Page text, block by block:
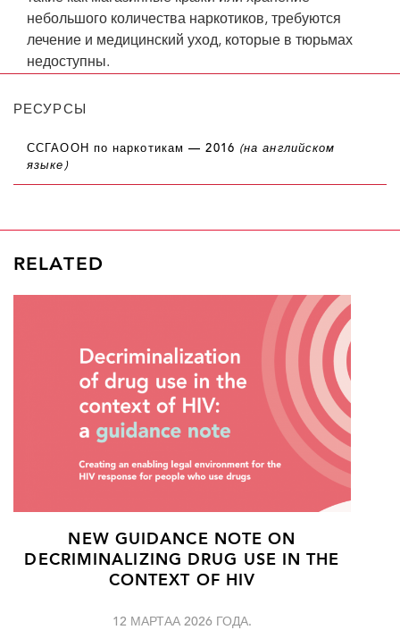
небольшого количества наркотиков, требуются
лечение и медицинский уход, которые в тюрьмах
недоступны.
РЕСУРСЫ
ССГАООН по наркотикам — 2016 (на английском
языке)
RELATED
NEW GUIDANCE NOTE ON
DECRIMINALIZING DRUG USE IN THE
CONTEXT OF HIV
12 МАРТАА 2026 ГОДА.